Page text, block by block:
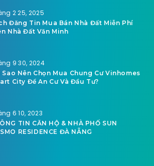
2 25, 2025
Đăng Tin Mua Bán Nhà Đất Miễn Phí
Nhà Đất Văn Minh
9 30, 2024
Sao Nên Chọn Mua Chung Cư Vinhomes
City Để An Cư Và Đầu Tư?
6 10, 2023
TIN CĂN HỘ & NHÀ PHỐ SUN
RESIDENCE ĐÀ NẴNG